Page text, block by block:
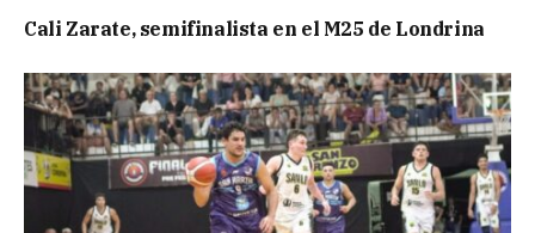
Cali Zarate, semifinalista en el M25 de Londrina